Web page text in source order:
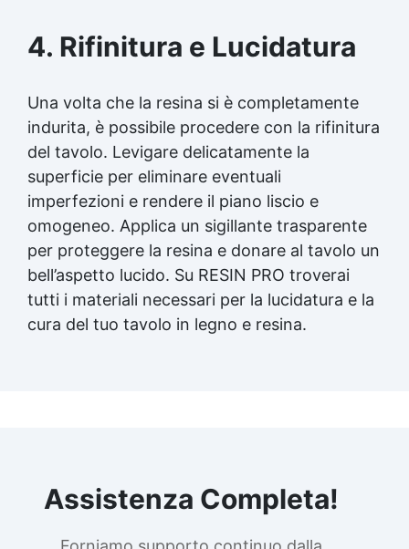
4. Rifinitura e Lucidatura
Una volta che la resina si è completamente
indurita, è possibile procedere con la rifinitura
del tavolo. Levigare delicatamente la
superficie per eliminare eventuali
imperfezioni e rendere il piano liscio e
omogeneo. Applica un sigillante trasparente
per proteggere la resina e donare al tavolo un
bell’aspetto lucido. Su RESIN PRO troverai
tutti i materiali necessari per la lucidatura e la
cura del tuo tavolo in legno e resina.
Assistenza Completa!